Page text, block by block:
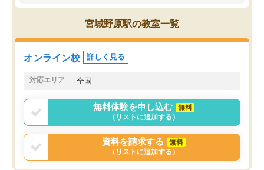
す。
うちの子は、初回面談の講師の方で決
オンラインツールを使用した単語帳の
共有があり宿題もそちらで出される形
でした。
言う事で講師変更の申し出があり、あ
まりに短期での変更だった為、塾に通
う事にして退会しました。遅れも取り
戻せ、授業内容や講師の方は良かった
と思います。
ち期待したものではなく
内容でした。それでも明
やる気も出ましたし、苦
くなってきたようなので
宮城野原駅の教室一覧
オンライン校 詳しく見る
対応エリア 全国
無料体験を申し込む
無料
（リストに追加する）
資料を請求する
無料
（リストに追加する）